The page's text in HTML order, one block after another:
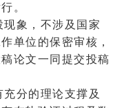
。
象，不涉及国家
单位的保密审核，
论文一同提交投稿
分的理论支撑及